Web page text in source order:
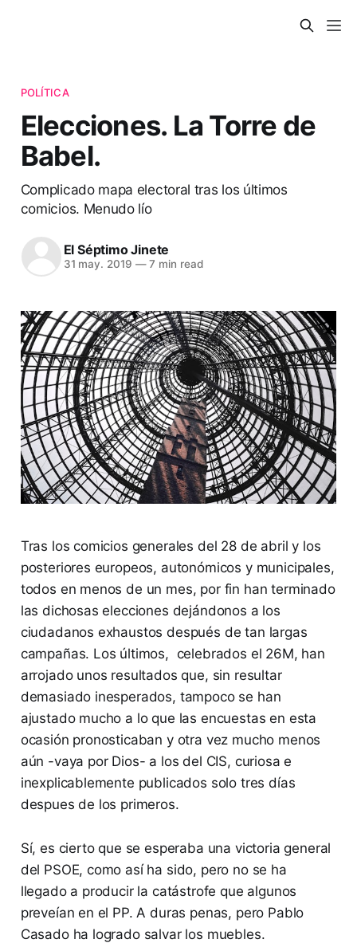
POLÍTICA
Elecciones. La Torre de
Babel.
Complicado mapa electoral tras los últimos
comicios. Menudo lío
El Séptimo Jinete
31 may. 2019 —7 min read
Tras los comicios generales del 28 de abril y los
posteriores europeos, autonómicos y municipales,
todos en menos de un mes, por fin han terminado
las dichosas elecciones dejándonos a los
ciudadanos exhaustos después de tan largas
campañas. Los últimos, celebrados el 26M, han
arrojado unos resultados que, sin resultar
demasiado inesperados, tampoco se han
ajustado mucho a lo que las encuestas en esta
ocasión pronosticaban y otra vez mucho menos
aún -vaya por Dios- a los del CIS, curiosa e
inexplicablemente publicados solo tres días
despues de los primeros.
Sí, es cierto que se esperaba una victoria general
del PSOE, como así ha sido, pero no se ha
llegado a producir la catástrofe que algunos
preveían en el PP. A duras penas, pero Pablo
Casado ha logrado salvar los muebles.